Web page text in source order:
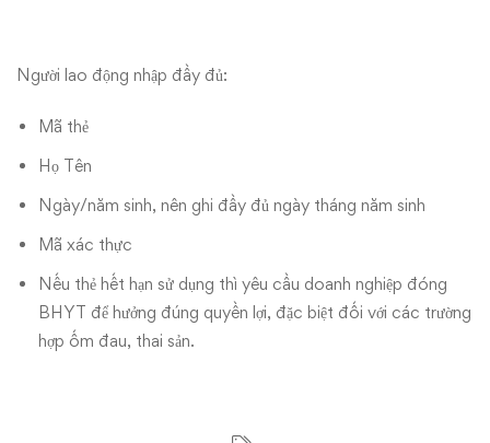
Người lao động nhập đầy đủ:
Mã thẻ
Họ Tên
Ngày/năm sinh, nên ghi đầy đủ ngày tháng năm sinh
Mã xác thực
Nếu thẻ hết hạn sử dụng thì yêu cầu doanh nghiệp đóng
BHYT để hưởng đúng quyền lợi, đặc biệt đối với các trường
hợp ốm đau, thai sản.